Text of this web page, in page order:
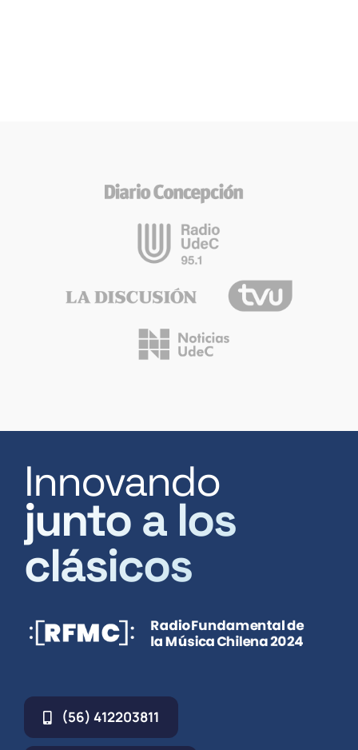
Innovando
junto a los
clásicos
(56) 412203811